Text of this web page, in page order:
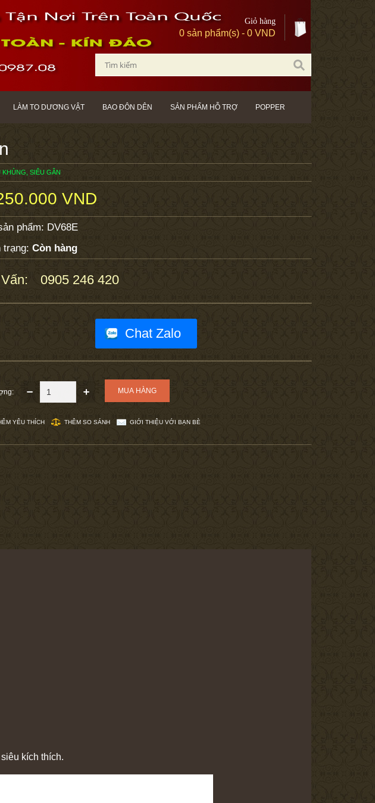
Giỏ hàng
0 sản phẩm(s) - 0 VND
LÀM TO DƯƠNG VẬT BAO ĐÔN DÊN SẢN PHẨM HỖ TRỢ POPPER
SIÊU GÂN
VND
phẩm: DV68E
trạng: Còn hàng
0905 246 420
Chat Zalo
YÊU THÍCH THÊM SO SÁNH GIỚI THIỆU VỚI BẠN BÈ
kích thích.